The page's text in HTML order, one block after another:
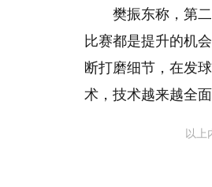
樊振东称，第
比赛都是提升的机
断打磨细节，在发
术，技术越来越全
以上